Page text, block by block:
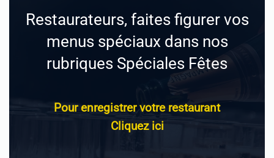
Restaurateurs, faites figurer vos
menus spéciaux dans nos
rubriques Spéciales Fêtes
Pour enregistrer votre restaurant
Cliquez ici